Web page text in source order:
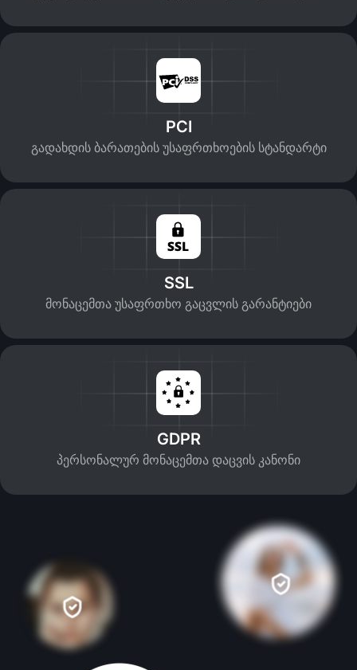
PCI
გადახდის ბარათების უსაფრთხოების სტანდარტი
SSL
მონაცემთა უსაფრთხო გაცვლის გარანტიები
GDPR
პერსონალურ მონაცემთა დაცვის კანონი